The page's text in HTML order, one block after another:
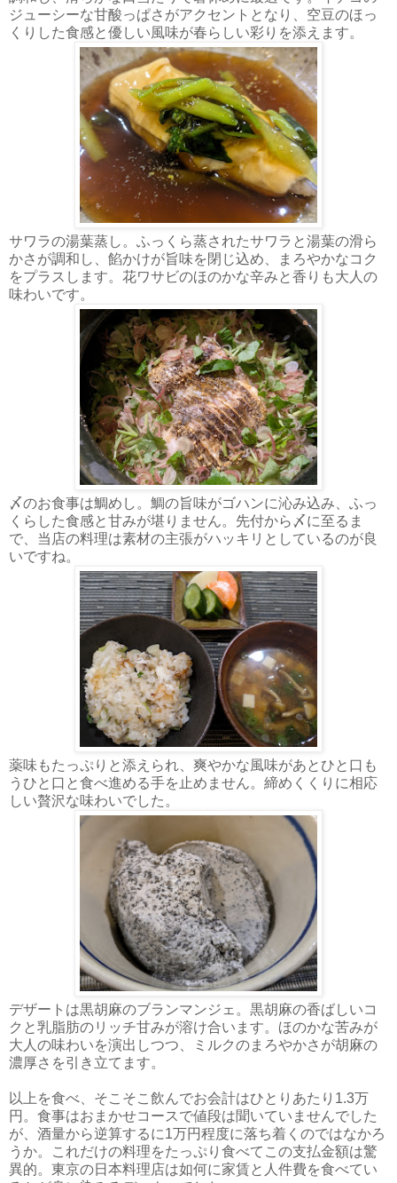
ジューシーな甘酸っぱさがアクセントとなり、空豆のほっ
くりした食感と優しい風味が春らしい彩りを添えます。
サワラの湯葉蒸し。ふっくら蒸されたサワラと湯葉の滑ら
かさが調和し、餡かけが旨味を閉じ込め、まろやかなコク
をプラスします。花ワサビのほのかな辛みと香りも大人の
味わいです。
〆のお食事は鯛めし。鯛の旨味がゴハンに沁み込み、ふっ
くらした食感と甘みが堪りません。先付から〆に至るま
で、当店の料理は素材の主張がハッキリとしているのが良
いですね。
薬味もたっぷりと添えられ、爽やかな風味があとひと口も
うひと口と食べ進める手を止めません。締めくくりに相応
しい贅沢な味わいでした。
デザートは黒胡麻のブランマンジェ。黒胡麻の香ばしいコ
クと乳脂肪のリッチ甘みが溶け合います。ほのかな苦みが
大人の味わいを演出しつつ、ミルクのまろやかさが胡麻の
濃厚さを引き立てます。
以上を食べ、そこそこ飲んでお会計はひとりあたり1.3万
円。食事はおまかせコースで値段は聞いていませんでした
が、酒量から逆算するに1万円程度に落ち着くのではなかろ
うか。これだけの料理をたっぷり食べてこの支払金額は驚
異的。東京の日本料理店は如何に家賃と人件費を食べてい